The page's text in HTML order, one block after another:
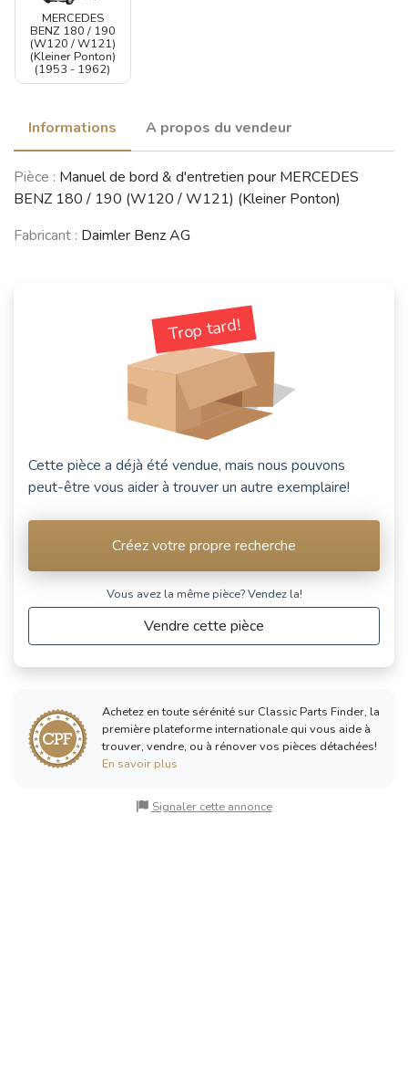
MERCEDES
BENZ 180 / 190
(W120 / W121)
(Kleiner Ponton)
(1953 - 1962)
Informations A propos du vendeur
Pièce : Manuel de bord & d'entretien pour MERCEDES
BENZ 180 / 190 (W120 / W121) (Kleiner Ponton)
Fabricant : Daimler Benz AG
Trop tard!
Cette pièce a déjà été vendue, mais nous pouvons
peut-être vous aider à trouver un autre exemplaire!
Créez votre propre recherche
Vous avez la même pièce? Vendez la!
Vendre cette pièce
Achetez en toute sérénité sur Classic Parts Finder, la
première plateforme internationale qui vous aide à
trouver, vendre, ou à rénover vos pièces détachées!
En savoir plus
Signaler cette annonce